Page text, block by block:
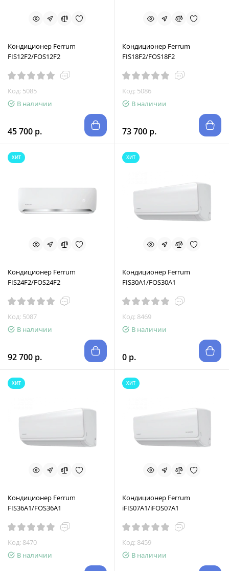
Кондиционер Ferrum
FIS12F2/FOS12F2
Код: 5085
В наличии
45 700 р.
Кондиционер Ferrum
FIS18F2/FOS18F2
Код: 5086
В наличии
73 700 р.
ХИТ
Кондиционер Ferrum
FIS24F2/FOS24F2
Код: 5087
В наличии
92 700 р.
ХИТ
Кондиционер Ferrum
FIS30A1/FOS30A1
Код: 8469
В наличии
0 р.
ХИТ
Кондиционер Ferrum
FIS36A1/FOS36A1
Код: 8470
В наличии
ХИТ
Кондиционер Ferrum
iFIS07A1/iFOS07A1
Код: 8459
В наличии